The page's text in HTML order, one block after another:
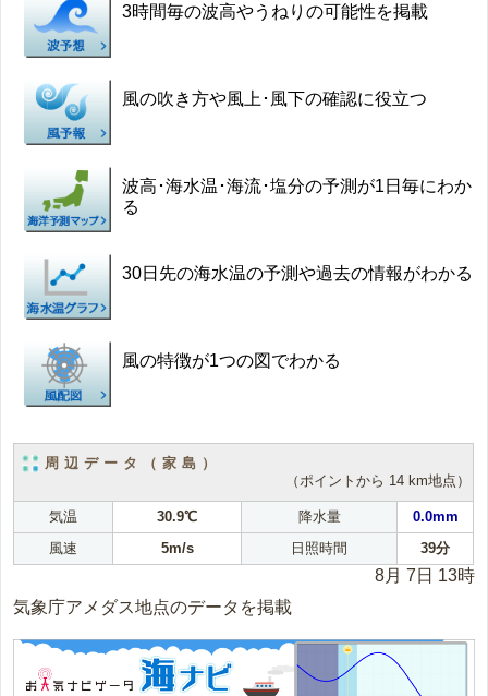
3時間毎の波高やうねりの可能性を掲載
風の吹き方や風上･風下の確認に役立つ
波高･海水温･海流･塩分の予測が1日毎にわか
る
30日先の海水温の予測や過去の情報がわかる
風の特徴が1つの図でわかる
周辺データ（家島）
（ポイントから 14 km地点）
気温 30.9℃ 降水量
0.0mm
風速
5m/s 日照時間 39分
8月 7日 13時
気象庁アメダス地点のデータを掲載